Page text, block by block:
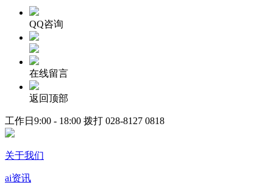
QQ咨询
在线留言
返回顶部
工作日9:00 - 18:00 拨打 028-8127 0818
关于我们
ai资讯